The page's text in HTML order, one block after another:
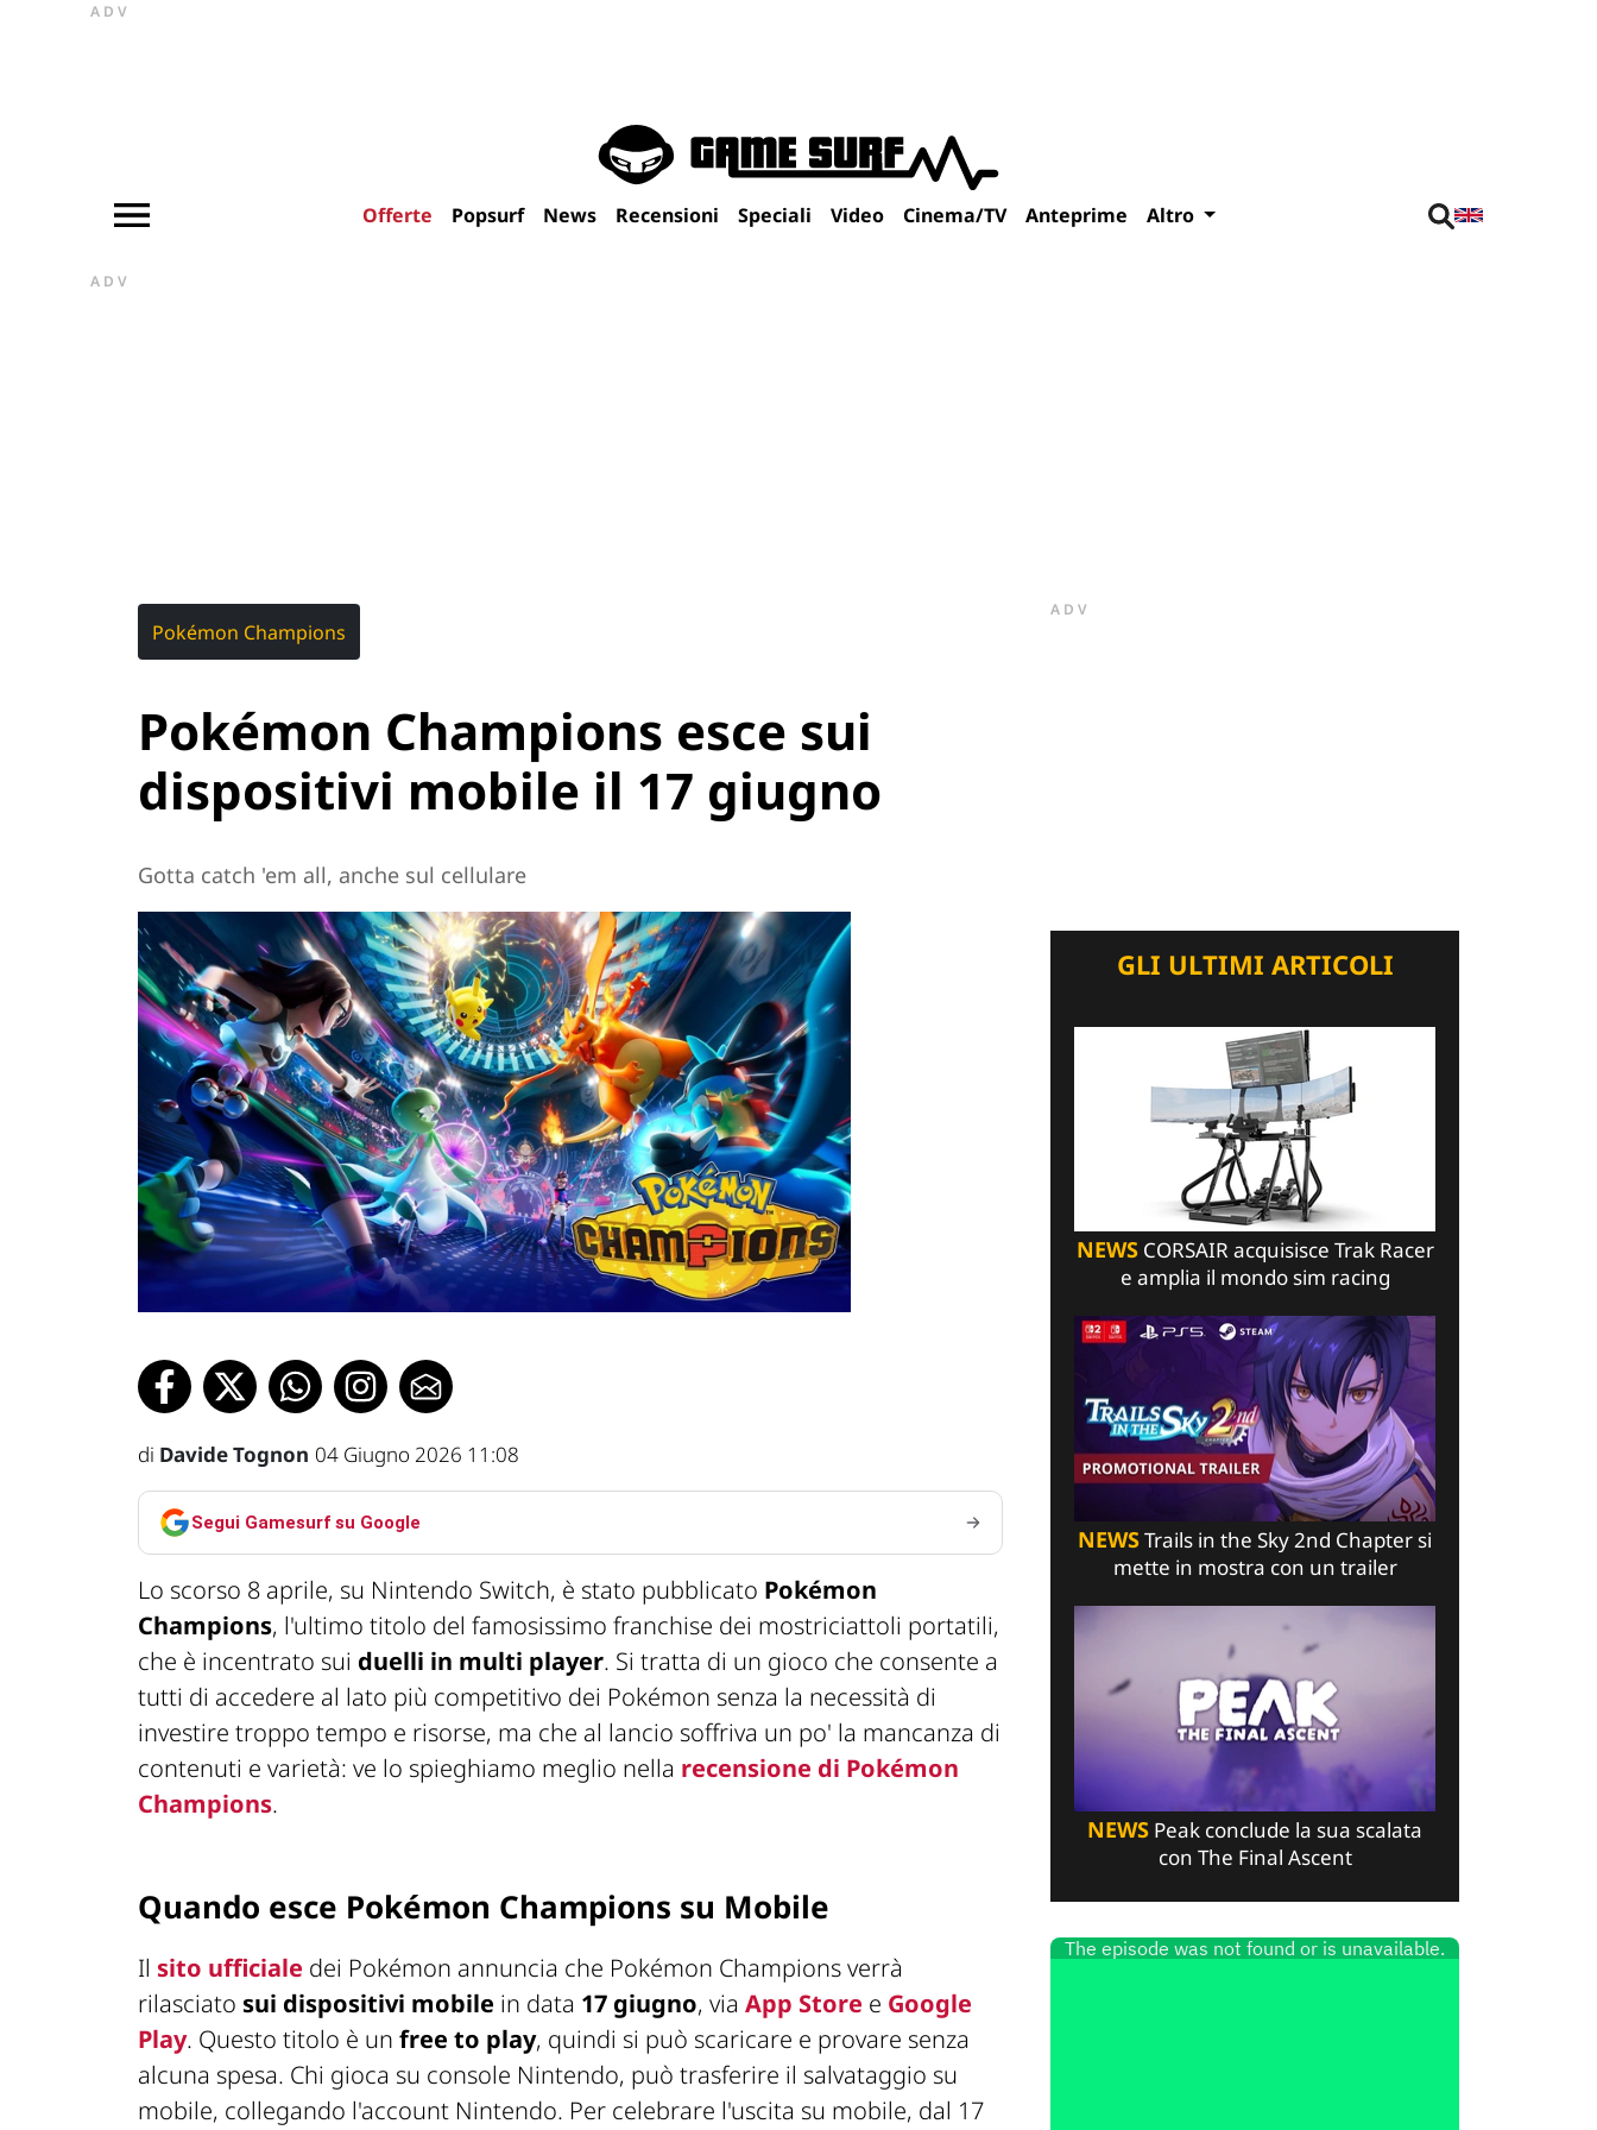
ADV
Offerte Popsurf News Recensioni Speciali Video Cinema/TV Anteprime Altro
ADV
Pokémon Champions
Pokémon Champions esce sui
dispositivi mobile il 17 giugno
Gotta catch 'em all, anche sul cellulare
di Davide Tognon 04 Giugno 2026 11:08
Segui Gamesurf su Google
Lo scorso 8 aprile, su Nintendo Switch, è stato pubblicato Pokémon
Champions, l'ultimo titolo del famosissimo franchise dei mostriciattoli portatili,
che è incentrato sui duelli in multi player. Si tratta di un gioco che consente a
tutti di accedere al lato più competitivo dei Pokémon senza la necessità di
investire troppo tempo e risorse, ma che al lancio soffriva un po' la mancanza di
contenuti e varietà: ve lo spieghiamo meglio nella recensione di Pokémon
Champions.
Quando esce Pokémon Champions su Mobile
Il sito ufficiale dei Pokémon annuncia che Pokémon Champions verrà
rilasciato sui dispositivi mobile in data 17 giugno, via App Store e Google
Play. Questo titolo è un free to play, quindi si può scaricare e provare senza
alcuna spesa. Chi gioca su console Nintendo, può trasferire il salvataggio su
mobile, collegando l'account Nintendo. Per celebrare l'uscita su mobile, dal 17
ADV
GLI ULTIMI ARTICOLI
NEWSCORSAIR acquisisce Trak Racer
e amplia il mondo sim racing
NEWSTrails in the Sky 2nd Chapter si
mette in mostra con un trailer
NEWS Peak conclude la sua scalata
con The Final Ascent